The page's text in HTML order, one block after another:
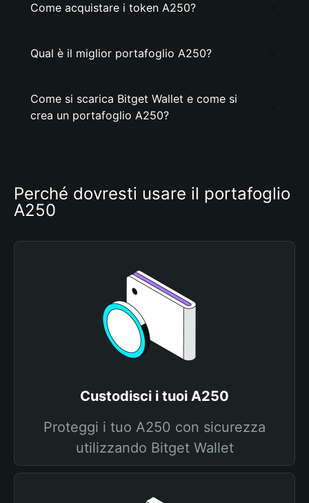
Come acquistare i token A250?
Qual è il miglior portafoglio A250?
Come si scarica Bitget Wallet e come si
crea un portafoglio A250?
Perché dovresti usare il portafoglio
A250
Custodisci i tuoi A250
Proteggi i tuo A250 con sicurezza
utilizzando Bitget Wallet